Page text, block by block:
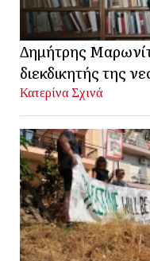
Δημήτρης
διεκδικητής της
Κατερίνα Σχινά